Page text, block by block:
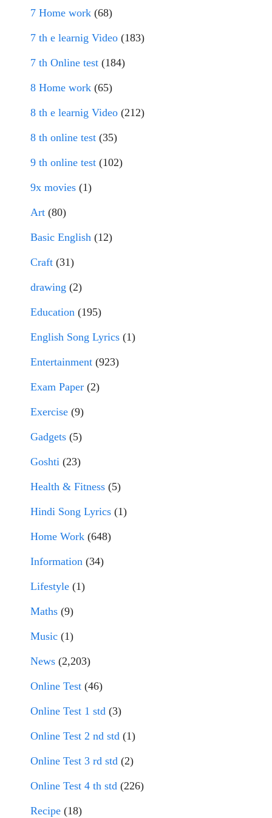
7 Home work (68)
7 th e learnig Video (183)
7 th Online test (184)
8 Home work (65)
8 th e learnig Video (212)
8 th online test (35)
9 th online test (102)
9x movies (1)
Art (80)
Basic English (12)
Craft (31)
drawing (2)
Education (195)
English Song Lyrics (1)
Entertainment (923)
Exam Paper (2)
Exercise (9)
Gadgets (5)
Goshti (23)
Health & Fitness (5)
Hindi Song Lyrics (1)
Home Work (648)
Information (34)
Lifestyle (1)
Maths (9)
Music (1)
News (2,203)
Online Test (46)
Online Test 1 std (3)
Online Test 2 nd std (1)
Online Test 3 rd std (2)
Online Test 4 th std (226)
Recipe (18)